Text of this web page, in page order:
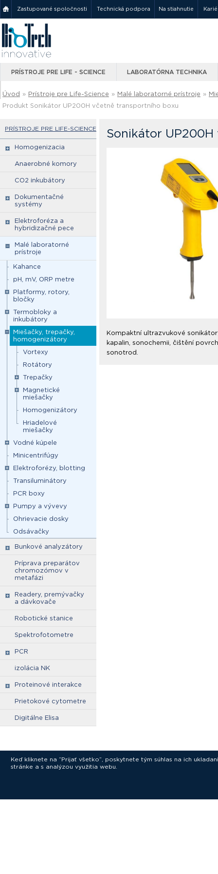
Zastupované spoločnosti Technická podpora Na stiahnutie
PRÍSTROJE PRE LIFE - SCIENCE LABORATÓRNA TECHNIKA
Úvod » Prístroje pre Life-Science » Malé laboratorné prístroje »
Produkt Sonikátor UP200H včetně transportního boxu
PRÍSTROJE PRE LIFE-SCIENCE
Homogenizacia
Anaerobné komory
CO2 inkubátory
Dokumentačné
systémy
Elektroforéza a
hybridizačné pece
Malé laboratorné
prístroje
Kahance
pH, mV, ORP metre
Platformy, rotory,
bločky
Termobloky a
inkubátory
Miešačky, trepačky,
homogenizátory
Vortexy
Rotátory
Trepačky
Magnetické
miešačky
Homogenizátory
Hriadelové
miešačky
Vodné kúpele
Minicentrifúgy
Elektroforézy, blotting
Transiluminátory
PCR boxy
Pumpy a vývevy
Ohrievacie dosky
Odsávačky
Bunkové analyzátory
Príprava preparátov
chromozómov v
metafázi
Readery, premývačky
a dávkovače
Robotické stanice
Spektrofotometre
PCR
izolácia NK
Proteinové interakce
Prietokové cytometre
Digitálne Elisa
Sonikátor
Kompaktní ultrazvukové
kapalin, sonochemii, čištění
sonotrod.
Keď kliknete na “Prijať všetko”, poskytnete tým súhlas na ich
stránke a s analýzou využitia webu.